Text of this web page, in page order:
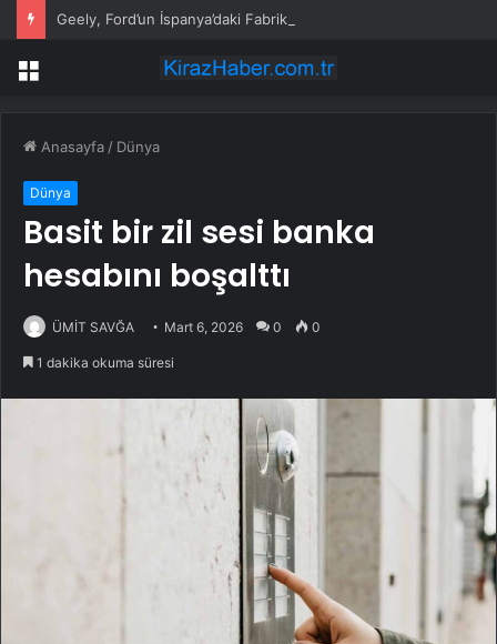
Menü
Anasayfa / Dünya
Dünya
Basit bir zil sesi banka
hesabını boşalttı
ÜMİT SAVĞA Mart 6, 2026 0 0
1 dakika okuma süresi